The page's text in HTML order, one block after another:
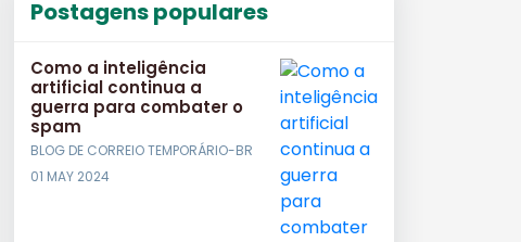
Postagens populares
Como a inteligência
artificial continua a
guerra para combater o
spam
BLOG DE CORREIO TEMPORÁRIO-BR
01 MAY 2024